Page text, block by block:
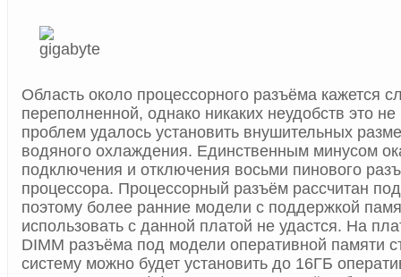
Область около процессорного разъёма кажется
переполненной, однако никаких неудобств это
проблем удалось установить внушительных
водяного охлаждения. Единственным минусом
подключения и отключения восьми пинового
процессора. Процессорный разъём рассчитан
поэтому более ранние модели с поддержкой
использовать с данной платой не удастся. На
DIMM разъёма под модели оперативной памяти
систему можно будет установить до 16ГБ